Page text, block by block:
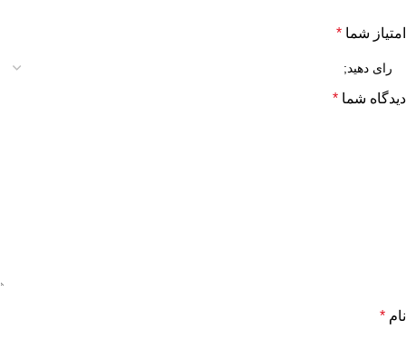
امتیاز شما *
دیدگاه شما *
نام *